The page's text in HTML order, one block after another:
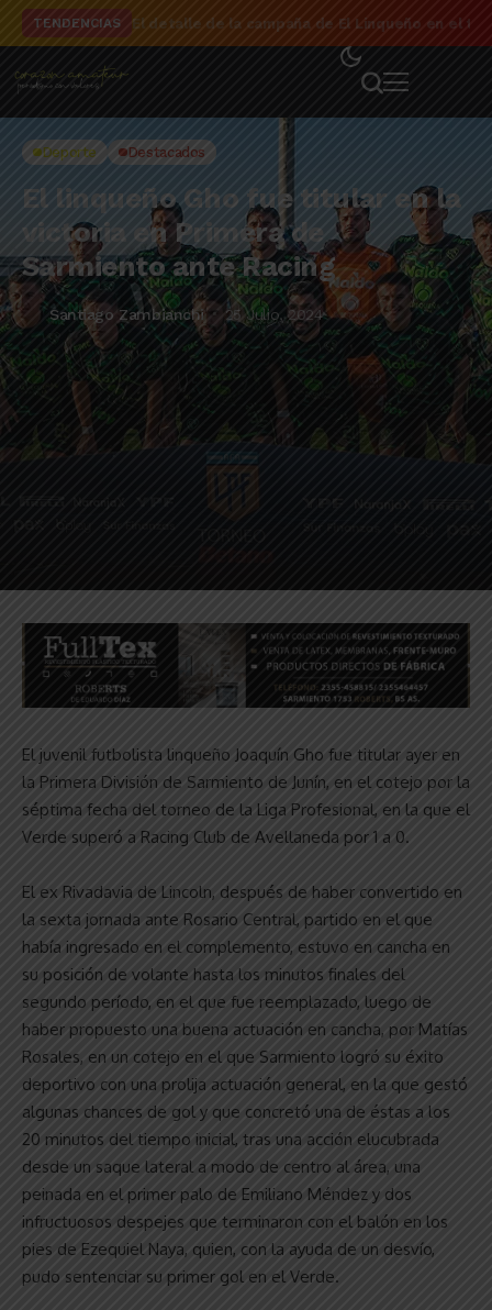
TENDENCIAS El detalle de la campaña de El Linqueño en el
Deporte Destacados
El linqueño Gho fue titular en la
victoria en Primera de
Sarmiento ante Racing
Santiago Zambianchi 25 Julio, 2024
El juvenil futbolista linqueño Joaquín Gho fue titular ayer en
la Primera División de Sarmiento de Junín, en el cotejo por la
séptima fecha del torneo de la Liga Profesional, en la que el
Verde superó a Racing Club de Avellaneda por 1 a 0.
El ex Rivadavia de Lincoln, después de haber convertido en
la sexta jornada ante Rosario Central, partido en el que
había ingresado en el complemento, estuvo en cancha en
su posición de volante hasta los minutos finales del
segundo período, en el que fue reemplazado, luego de
haber propuesto una buena actuación en cancha, por Matías
Rosales, en un cotejo en el que Sarmiento logró su éxito
deportivo con una prolija actuación general, en la que gestó
algunas chances de gol y que concretó una de éstas a los
20 minutos del tiempo inicial, tras una acción elucubrada
desde un saque lateral a modo de centro al área, una
peinada en el primer palo de Emiliano Méndez y dos
infructuosos despejes que terminaron con el balón en los
pies de Ezequiel Naya, quien, con la ayuda de un desvío,
pudo sentenciar su primer gol en el Verde.